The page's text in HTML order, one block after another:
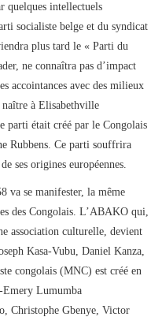
quelques intellectuels
socialiste belge et du syndicat
plus tard le « Parti du
ne connaîtra pas d’impact
accointances avec des milieux
naître à Elisabethville
parti était créé par le Congolais
Rubbens. Ce parti souffrira
ses origines européennes.
va se manifester, la même
des Congolais. L’ABAKO qui,
association culturelle, devient
Kasa-Vubu, Daniel Kanza,
congolais (MNC) est créé en
Emery Lumumba
Christophe Gbenye, Victor